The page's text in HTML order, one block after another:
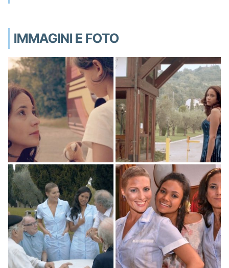
IMMAGINI E FOTO